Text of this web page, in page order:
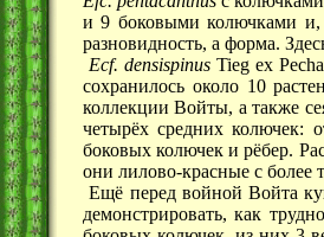
и 9 боковыми колючками
разновидность, а форма.
Ecf. densispinusTieg ex
сохранилось около 10
коллекции Войты, а также
четырëх средних колючек:
боковых колючек и рëбер.
они лилово-красные с
Ещë перед войной Войта
демонстрировать, как